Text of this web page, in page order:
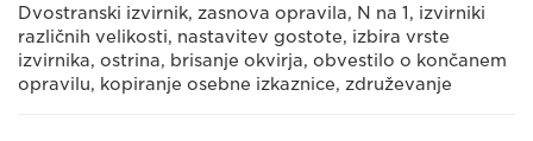
Dvostranski izvirnik, zasnova opravila, N na 1, izvirniki
različnih velikosti, nastavitev gostote, izbira vrste
izvirnika, ostrina, brisanje okvirja, obvestilo o končanem
opravilu, kopiranje osebne izkaznice, združevanje